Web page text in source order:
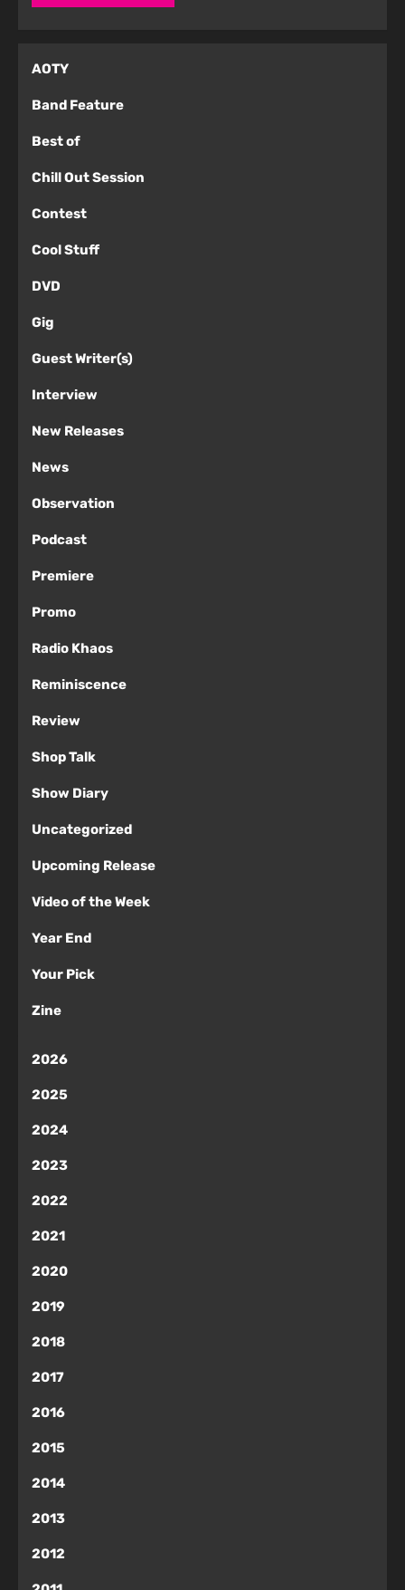
AOTY
Band Feature
Best of
Chill Out Session
Contest
Cool Stuff
DVD
Gig
Guest Writer(s)
Interview
New Releases
News
Observation
Podcast
Premiere
Promo
Radio Khaos
Reminiscence
Review
Shop Talk
Show Diary
Uncategorized
Upcoming Release
Video of the Week
Year End
Your Pick
Zine
2026
2025
2024
2023
2022
2021
2020
2019
2018
2017
2016
2015
2014
2013
2012